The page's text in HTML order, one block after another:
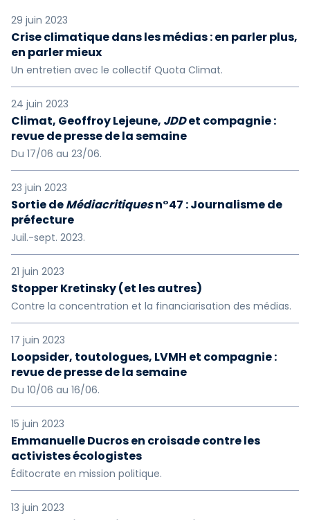
29 juin 2023
Crise climatique dans les médias : en parler plus,
en parler mieux
Un entretien avec le collectif Quota Climat.
24 juin 2023
Climat, Geoffroy Lejeune, JDDet compagnie :
revue de presse de la semaine
Du 17/06 au 23/06.
23 juin 2023
Sortie deMédiacritiquesn°47 : Journalisme de
préfecture
Juil.-sept. 2023.
21 juin 2023
Stopper Kretinsky (et les autres)
Contre la concentration et la financiarisation des médias.
17 juin 2023
Loopsider, toutologues, LVMH et compagnie :
revue de presse de la semaine
Du 10/06 au 16/06.
15 juin 2023
Emmanuelle Ducros en croisade contre les
activistes écologistes
Éditocrate en mission politique.
13 juin 2023